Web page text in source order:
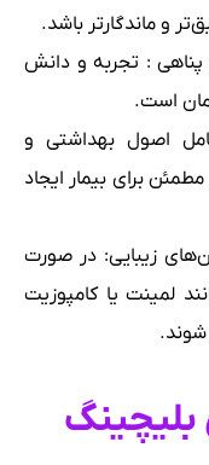
و ماندگارتر باشد.
: تجربه و دانش
است.
اصول بهداشتی و
برای بیمار ایجاد
زیبایی: در صورت
لمینت یا کامپوزیت
شوند.
بلیچینگ